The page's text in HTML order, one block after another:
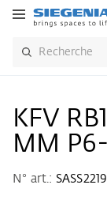
KFV
MM
N° art.: SASS2219